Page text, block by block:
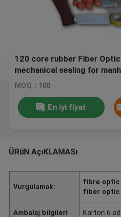
120 core rubber Fiber
mechanical sealing for
MOQ：100
En iyi fiyat
ÜRüN AçıKLAMASı
Vurgulamak:
fibre optic
fiber optic
Ambalaj bilgileri Karton 6